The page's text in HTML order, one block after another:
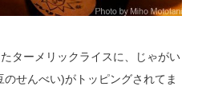
ターメリックライスに、じゃがい
せんべい)がトッピングされてま